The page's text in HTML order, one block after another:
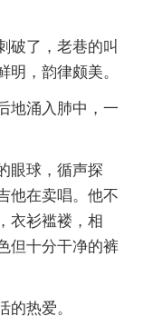
破了，老巷的叫
明，韵律颇美。
地涌入肺中，一
眼球，循声探
他在卖唱。他不
衣衫褴褛，相
但十分干净的裤
的热爱。